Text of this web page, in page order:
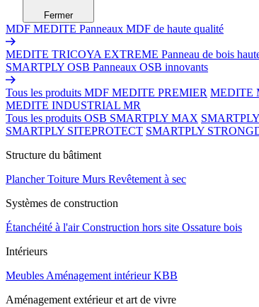
Fermer
MDF MEDITE Panneaux MDF de haute qualité
MEDITE TRICOYA EXTREME Panneau de bois
SMARTPLY OSB Panneaux OSB innovants
Tous les produits MDF MEDITE PREMIER MEDITE
MEDITE INDUSTRIAL MR
Tous les produits OSB SMARTPLY MAX
SMARTPLY SITEPROTECT SMARTPLY
Structure du bâtiment
PlancherToiture Murs Revêtement à sec
Systèmes de construction
Étanchéité à l'airConstruction hors site Ossature bois
Intérieurs
Meubles Aménagement intérieurKBB
Aménagement extérieur et art de vivre